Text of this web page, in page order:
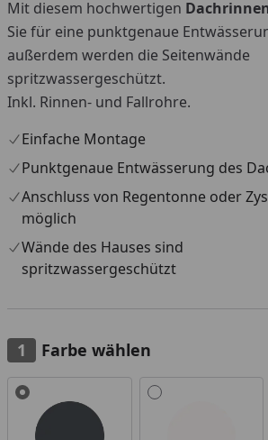
Mit diesem hochwertigen
Sie für eine punktgenaue
außerdem werden die Seitenwände
spritzwassergeschützt.
Inkl. Rinnen- und Fallrohre.
Einfache Montage
Punktgenaue Entwässerung des
Anschluss von Regentonne oder
möglich
Wände des Hauses sind
spritzwassergeschützt
Farbe wählen
Alle anzeigen (2)